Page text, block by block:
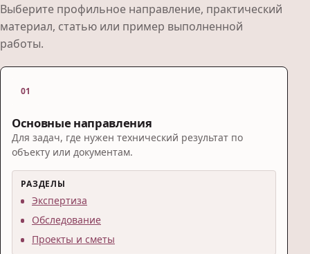
Выберите профильное направление, практический
материал, статью или пример выполненной
работы.
01
Основные направления
Для задач, где нужен технический результат по
объекту или документам.
РАЗДЕЛЫ
Экспертиза
Обследование
Проекты и сметы